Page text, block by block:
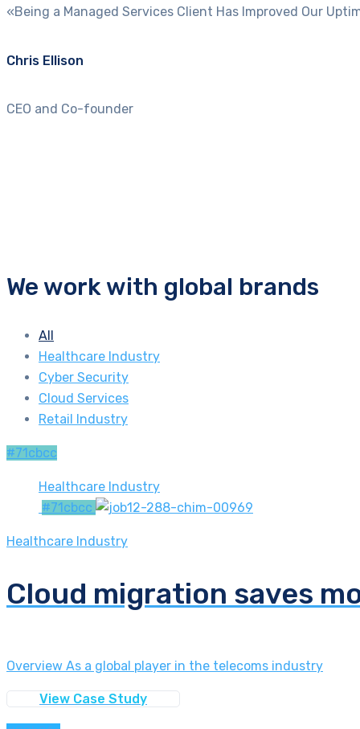
«Being a Managed Services Client Has Improved Our
Chris Ellison
CEO and Co-founder
We work with global brands
All
Healthcare Industry
Cyber Security
Cloud Services
Retail Industry
#71cbcc
Healthcare Industry
#71cbcc
Healthcare Industry
Cloud migration saves
Overview As a global player in the telecoms industry
View Case Study